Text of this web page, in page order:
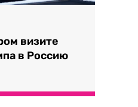
визите
в Россию